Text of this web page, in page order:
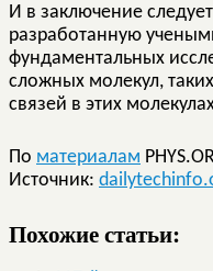
И в заключение
разработанную
фундаментальных
сложных молекул,
связей в этих
По материалам
Источник:
Похожие статьи: